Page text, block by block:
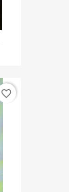
favorite_border